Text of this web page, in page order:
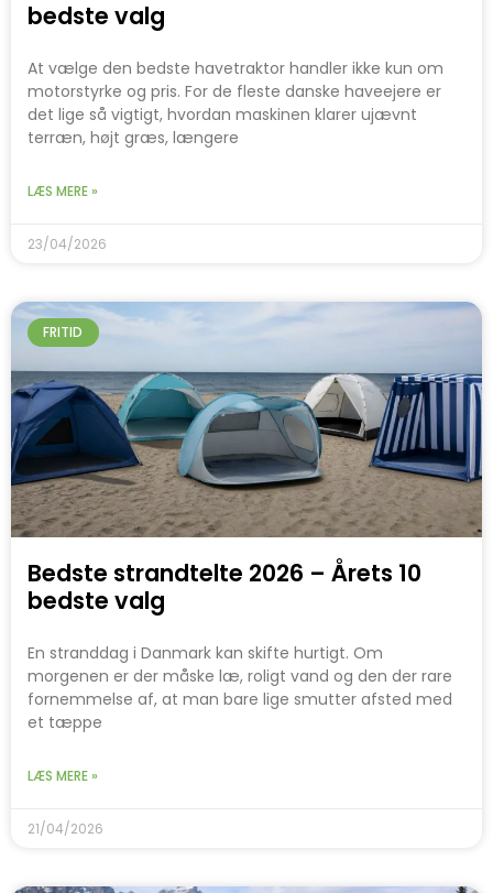
bedste valg
At vælge den bedste havetraktor handler ikke kun om
motorstyrke og pris. For de fleste danske haveejere er
det lige så vigtigt, hvordan maskinen klarer ujævnt
terræn, højt græs, længere
LÆS MERE »
23/04/2026
FRITID
Bedste strandtelte 2026 – Årets 10
bedste valg
En stranddag i Danmark kan skifte hurtigt. Om
morgenen er der måske læ, roligt vand og den der rare
fornemmelse af, at man bare lige smutter afsted med
et tæppe
LÆS MERE »
21/04/2026